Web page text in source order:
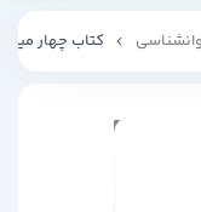
کتاب چهار